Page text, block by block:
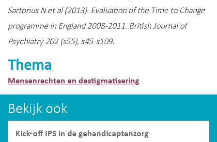
Sartorius N et al (2013). Evaluation of the Time to Change
programme in England 2008-2011. British Journal of
Psychiatry 202 (s55), s45-s109.
Thema
Mensenrechten en destigmatisering
Bekijk ook
Kick-off IPS in de gehandicaptenzorg